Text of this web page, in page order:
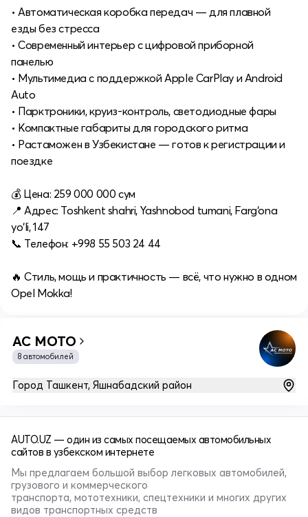
• Автоматическая коробка передач — для плавной
езды без стресса
• Современный интерьер с цифровой приборной
панелью
• Мультимедиа с поддержкой Apple CarPlay и Android
Auto
• Парктроники, круиз-контроль, светодиодные фары
• Компактные габариты для городского ритма
• Растаможен в Узбекистане — готов к регистрации и
поездке
💰 Цена: 259 000 000 сум
📍 Адрес: Toshkent shahri, Yashnobod tumani, Farg‘ona
yo‘li, 147
📞 Телефон: +998 55 503 24 44
🔥 Стиль, мощь и практичность — всё, что нужно в одном
Opel Mokka!
AC MOTO
8 автомобилей
Город Ташкент, Яшнабадский район
AUTO.UZ — один из самых посещаемых автомобильных
сайтов в узбекском интернете
Мы предлагаем большой выбор легковых автомобилей,
грузового и коммерческого
транспорта, мототехники, спецтехники и многих других
видов транспортных средств